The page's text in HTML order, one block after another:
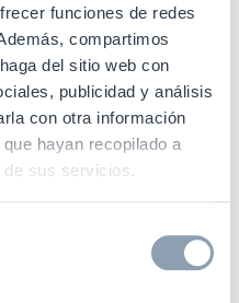
funciones de redes
compartimos
del sitio web con
publicidad y análisis
con otra información
hayan recopilado a
sus servicios.
el fuerte
prestando todo su
de transformación y
España,
su recuperación y